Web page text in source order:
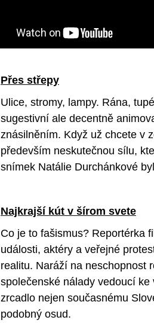
Přes střepy
Ulice, stromy, lampy. Rána,
sugestivní ale decentně
znásilněním. Když už chcete v
především neskutečnou sílu,
snímek Natálie Durchánkové
Najkrajší kút v šírom svete
Co je to fašismus? Reportérka
události, aktéry a veřejné
realitu. Naráží na neschopnost
společenské nálady vedoucí
zrcadlo nejen současnému
podobný osud.